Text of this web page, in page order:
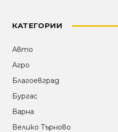
КАТЕГОРИИ
Авто
Агро
Благоевград
Бургас
Варна
Велико Търново